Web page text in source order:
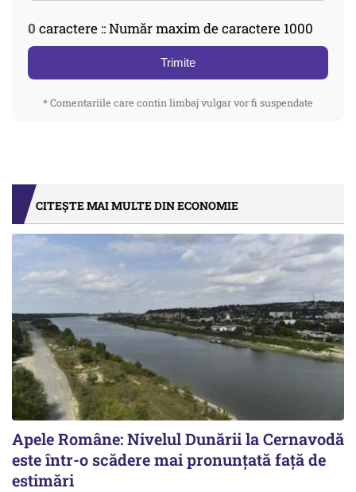
0 caractere :: Număr maxim de caractere 1000
Trimite
* Comentariile care contin limbaj vulgar vor fi suspendate
CITEȘTE MAI MULTE DIN ECONOMIE
Apele Române: Nivelul Dunării la Cernavodă
este într-o scădere mai pronunţată faţă de
estimări